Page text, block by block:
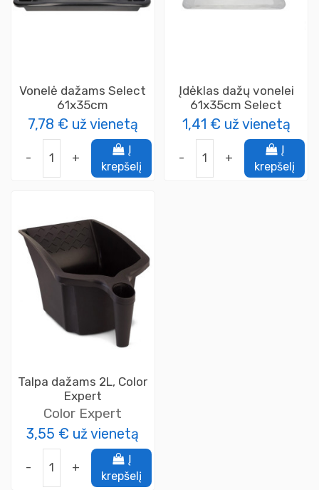
Vonelė dažams Select
61x35cm
7,78 € už vienetą
- +
Į
krepšelį
Įdėklas dažų vonelei
61x35cm Select
1,41 € už vienetą
- +
Į
krepšelį
Talpa dažams 2L, Color
Expert
Color Expert
3,55 € už vienetą
- +
Į
krepšelį